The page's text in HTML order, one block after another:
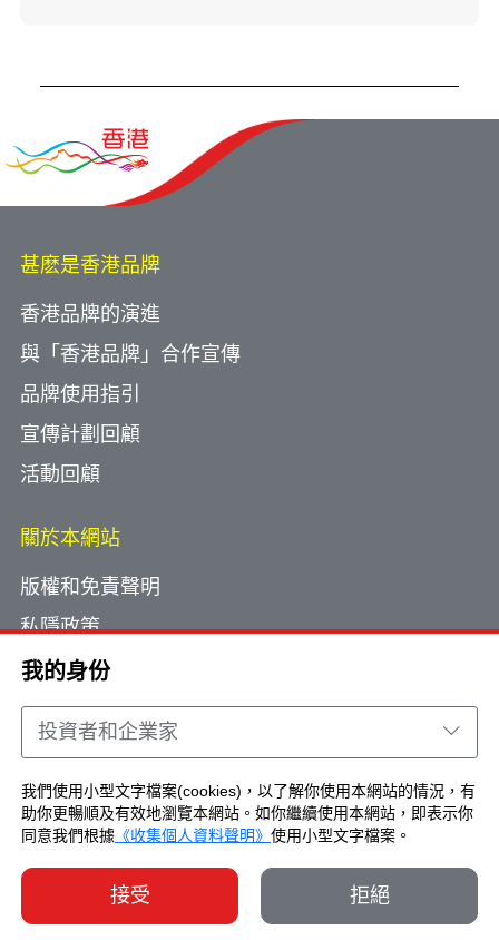
我的身份
投資者和企業家
我們使用小型文字檔案(cookies)，以了解你使用本網站的情況，有
助你更暢順及有效地瀏覽本網站。如你繼續使用本網站，即表示你
同意我們根據 《收集個人資料聲明》 使用小型文字檔案。
接受 拒絕
甚麽是香港品牌
香港品牌的演進
與「香港品牌」合作宣傳
品牌使用指引
宣傳計劃回顧
活動回顧
關於本網站
版權和免責聲明
私隱政策
使用小型文字檔案
網頁指南
聯絡我們
Copyright © Brand Hong Kong. All Rights
Reserved.